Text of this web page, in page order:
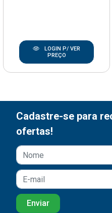
LOGIN P/ VER
PREÇO
Cadastre-se para
ofertas!